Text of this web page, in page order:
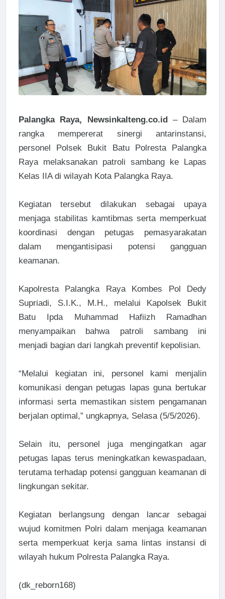
Palangka Raya, Newsinkalteng.co.id – Dalam
rangka mempererat sinergi antarinstansi,
personel Polsek Bukit Batu Polresta Palangka
Raya melaksanakan patroli sambang ke Lapas
Kelas IIA di wilayah Kota Palangka Raya.
Kegiatan tersebut dilakukan sebagai upaya
menjaga stabilitas kamtibmas serta memperkuat
koordinasi dengan petugas pemasyarakatan
dalam mengantisipasi potensi gangguan
keamanan.
Kapolresta Palangka Raya Kombes Pol Dedy
Supriadi, S.I.K., M.H., melalui Kapolsek Bukit
Batu Ipda Muhammad Hafiizh Ramadhan
menyampaikan bahwa patroli sambang ini
menjadi bagian dari langkah preventif kepolisian.
“Melalui kegiatan ini, personel kami menjalin
komunikasi dengan petugas lapas guna bertukar
informasi serta memastikan sistem pengamanan
berjalan optimal,” ungkapnya, Selasa (5/5/2026).
Selain itu, personel juga mengingatkan agar
petugas lapas terus meningkatkan kewaspadaan,
terutama terhadap potensi gangguan keamanan di
lingkungan sekitar.
Kegiatan berlangsung dengan lancar sebagai
wujud komitmen Polri dalam menjaga keamanan
serta memperkuat kerja sama lintas instansi di
wilayah hukum Polresta Palangka Raya.
(dk_reborn168)